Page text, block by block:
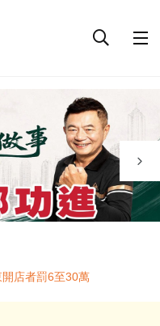
店者罰6至30萬